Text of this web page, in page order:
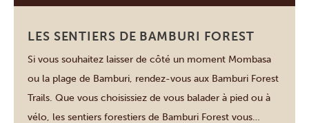
LES SENTIERS DE BAMBURI FOREST
Si vous souhaitez laisser de côté un moment Mombasa
ou la plage de Bamburi, rendez-vous aux Bamburi Forest
Trails. Que vous choisissiez de vous balader à pied ou à
vélo, les sentiers forestiers de Bamburi Forest vous